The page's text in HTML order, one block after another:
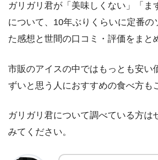
ガリガリ君が「美味しくない」「ま
について、10年ぶりくらいに定番の
た感想と世間の口コミ・評価をまと
市販のアイスの中ではもっとも安い
ずいと思う人におすすめの食べ方も
ガリガリ君について調べている方は
みてください。